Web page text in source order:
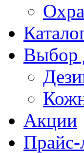
Выбор
Акции
Прайс-